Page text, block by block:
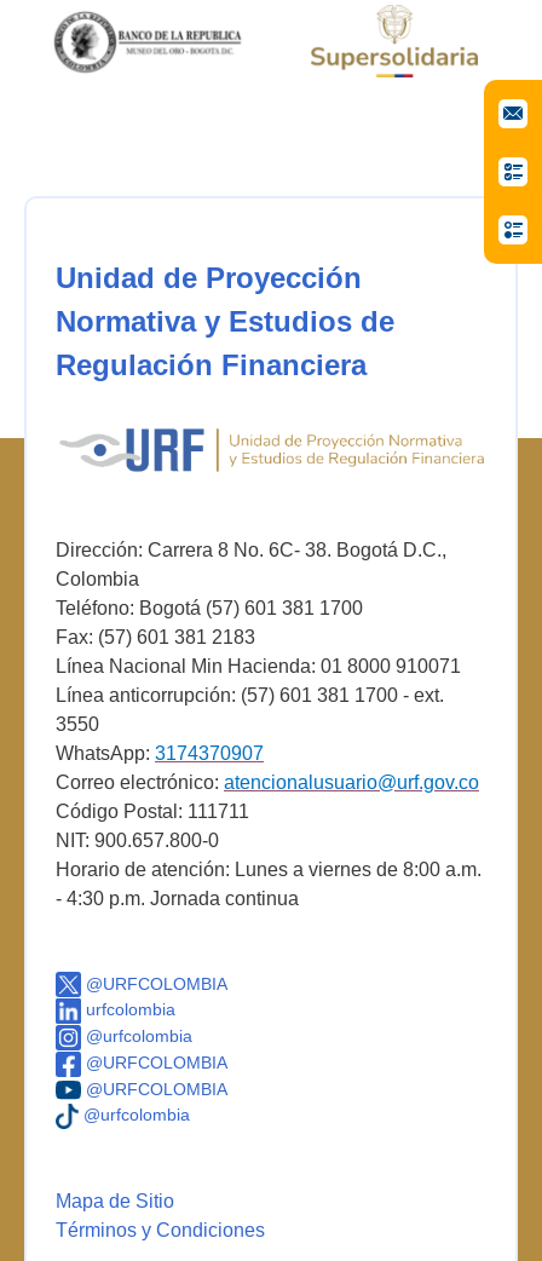
Unidad de Proyección
Normativa y Estudios de
Regulación Financiera
Dirección: Carrera 8 No. 6C- 38. Bogotá D.C.,
Colombia
Teléfono: Bogotá (57) 601 381 1700
Fax: (57) 601 381 2183
Línea Nacional Min Hacienda: 01 8000 910071
Línea anticorrupción: (57) 601 381 1700 - ext.
3550
WhatsApp: 3174370907
Correo electrónico: atencionalusuario@urf.gov.co
Código Postal: 111711
NIT: 900.657.800-0
Horario de atención: Lunes a viernes de 8:00 a.m.
- 4:30 p.m. Jornada continua
@URFCOLOMBIA
urfcolombia
@urfcolombia
@URFCOLOMBIA
@URFCOLOMBIA
@urfcolombia
Mapa de Sitio
Términos y Condiciones